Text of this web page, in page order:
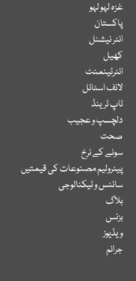
غزہ لہو لہو
پاکستان
انٹر نیشنل
کھیل
انٹرٹینمنٹ
لائف اسٹائل
ٹاپ ٹرینڈ
دلچسپ و عجیب
صحت
سونے کے نرخ
پیٹرولیم مصنوعات کی قیمتیں
سائنس و ٹیکنالوجی
بلاگ
بزنس
ویڈیوز
جرائم